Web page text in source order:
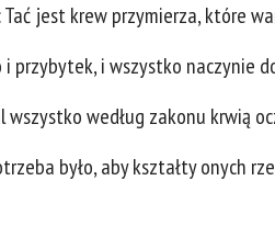
Tać jest krew przymierza, które
przybytek, i wszystko naczynie
wszystko według zakonu krwią
było, aby kształty onych